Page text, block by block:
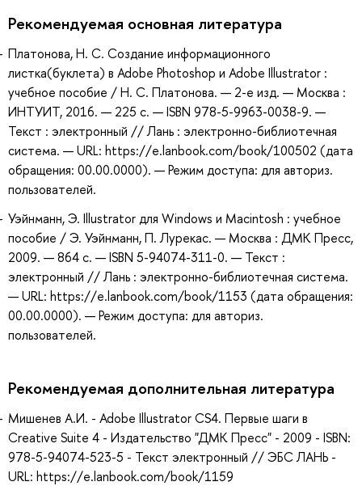
Рекомендуемая основная литература
Платонова, Н. С. Создание информационного
листка(буклета) в Adobe Photoshop и Adobe Illustrator :
учебное пособие / Н. С. Платонова. — 2-е изд. — Москва :
ИНТУИТ, 2016. — 225 с. — ISBN 978-5-9963-0038-9. —
Текст : электронный // Лань : электронно-библиотечная
система. — URL: https://e.lanbook.com/book/100502 (дата
обращения: 00.00.0000). — Режим доступа: для авториз.
пользователей.
Уэйнманн, Э. Illustrator для Windows и Macintosh : учебное
пособие / Э. Уэйнманн, П. Лурекас. — Москва : ДМК Пресс,
2009. — 864 с. — ISBN 5-94074-311-0. — Текст :
электронный // Лань : электронно-библиотечная система.
— URL: https://e.lanbook.com/book/1153 (дата обращения:
00.00.0000). — Режим доступа: для авториз.
пользователей.
Рекомендуемая дополнительная литература
Мишенев А.И. - Adobe Illustrator СS4. Первые шаги в
Creative Suite 4 - Издательство "ДМК Пресс" - 2009 - ISBN:
978-5-94074-523-5 - Текст электронный // ЭБС ЛАНЬ -
URL: https://e.lanbook.com/book/1159